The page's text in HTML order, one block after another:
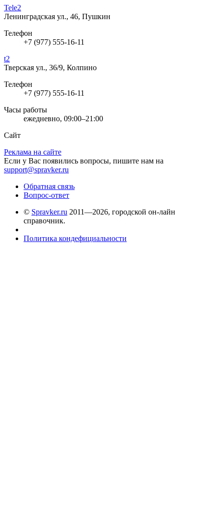
Tele2
Ленинградская ул., 46, Пушкин
Телефон
+7 (977) 555-16-11
t2
Тверская ул., 36/9, Колпино
Телефон
+7 (977) 555-16-11
Часы работы
ежедневно, 09:00–21:00
Сайт
Реклама на сайте
Если у Вас появились вопросы, пишите нам на
support@spravker.ru
Обратная связь
Вопрос-ответ
© Spravker.ru 2011—2026, городской он-лайн
справочник.
Политика кондефициальности